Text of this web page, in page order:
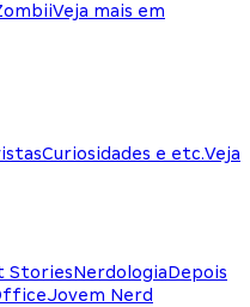
Veja mais em
Curiosidades e etc.Veja
StoriesNerdologiaDepois
Jovem Nerd